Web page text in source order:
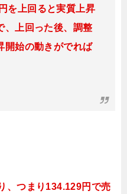
を上回ると実質上昇
、上回った後、調整
開始の動きがでれば
、つまり134.129円で売